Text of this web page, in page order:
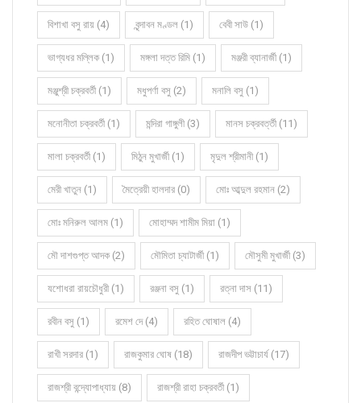
বিশাখা বসু রায় (4) বৃন্দাবন মণ্ডল (1) বেবী সাউ (1)
ভাগ্যধর মল্লিক (1) মঙ্গলা দত্ত রিমি (1) মঞ্জরী ব্যানার্জী (1)
মঞ্জুশ্রী চক্রবর্তী (1) মধুপর্ণা বসু (2) মনালি বসু (1)
মনোনীতা চক্রবর্তী (1) মন্দিরা গাঙ্গুলী (3) মানস চক্রবর্ত্তী (11)
মালা চক্রবর্তী (1) মিঠুন মুখার্জী (1) মৃদুল শ্রীমানী (1)
মেরী খাতুন (1) মৈত্রেয়ী হালদার (0) মোঃ আব্দুল রহমান (2)
মোঃ মনিরুল আলম (1) মোহাম্মদ শামীম মিয়া (1)
মৌ দাশগুপ্ত আদক (2) মৌমিতা চ্যাটার্জী (1) মৌসুমী মুখার্জী (3)
যশোধরা রায়চৌধুরী (1) রঞ্জনা বসু (1) রত্না দাস (11)
রবীন বসু (1) রমেশ দে (4) রহিত ঘোষাল (4)
রাখী সরদার (1) রাজকুমার ঘোষ (18) রাজদীপ ভট্টাচার্য (17)
রাজশ্রী বন্দ্যোপাধ্যায় (8) রাজশ্রী রাহা চক্রবর্তী (1)